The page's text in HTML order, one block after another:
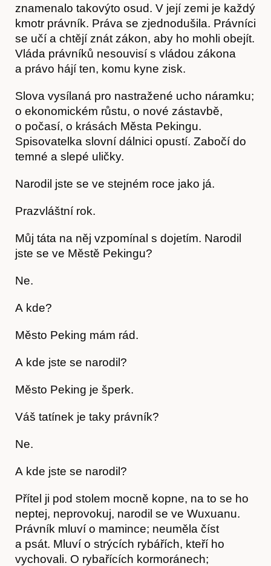
znamenalo takovýto osud. V její zemi je každý
kmotr právník. Práva se zjednodušila. Právníci
se učí a chtějí znát zákon, aby ho mohli obejít.
Vláda právníků nesouvisí s vládou zákona
a právo hájí ten, komu kyne zisk.
Slova vysílaná pro nastražené ucho náramku;
o ekonomickém růstu, o nové zástavbě,
o počasí, o krásách Města Pekingu.
Spisovatelka slovní dálnici opustí. Zabočí do
temné a slepé uličky.
Narodil jste se ve stejném roce jako já.
Prazvláštní rok.
Můj táta na něj vzpomínal s dojetím. Narodil
jste se ve Městě Pekingu?
Ne.
A kde?
Město Peking mám rád.
A kde jste se narodil?
Město Peking je šperk.
Váš tatínek je taky právník?
Ne.
A kde jste se narodil?
Přítel ji pod stolem mocně kopne, na to se ho
neptej, neprovokuj, narodil se ve Wuxuanu.
Právník mluví o mamince; neuměla číst
a psát. Mluví o strýcích rybářích, kteří ho
vychovali. O rybařících kormoránech;